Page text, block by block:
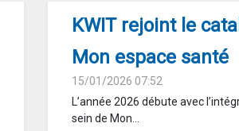
KWIT rejoint le
Mon espace santé
15/01/2026 07:52
L’année 2026 débute avec
sein de Mon...